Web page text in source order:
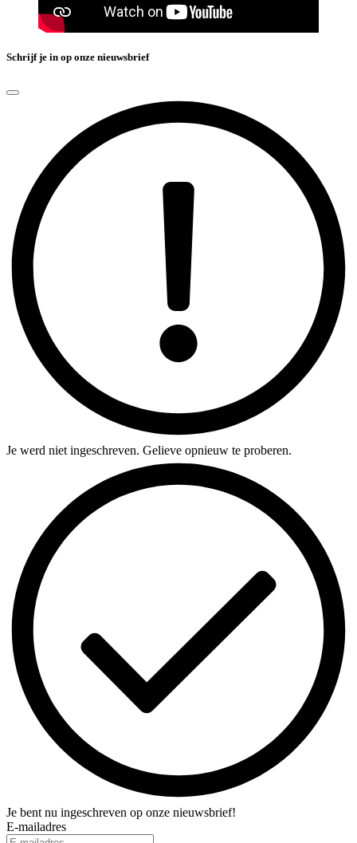
Schrijf je in op onze nieuwsbrief
Je werd niet ingeschreven. Gelieve opnieuw te proberen.
Je bent nu ingeschreven op onze nieuwsbrief!
E-mailadres